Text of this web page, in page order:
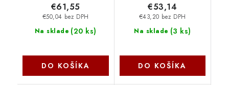
Na sklade (20 ks)
€50,04 bez DPH
€61,55
DO KOŠÍKA
Na sklade (3 ks)
€43,20 bez DPH
€53,14
DO KOŠÍKA